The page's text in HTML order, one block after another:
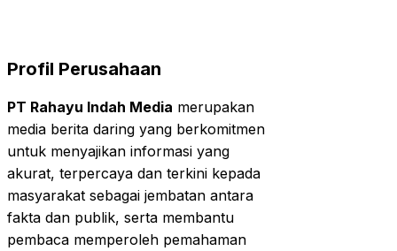
Profil Perusahaan
PT Rahayu Indah Media merupakan
media berita daring yang berkomitmen
untuk menyajikan informasi yang
akurat, terpercaya dan terkini kepada
masyarakat sebagai jembatan antara
fakta dan publik, serta membantu
pembaca memperoleh pemahaman